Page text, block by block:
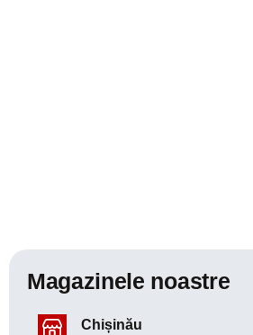
Magazinele noastre
Chișinău